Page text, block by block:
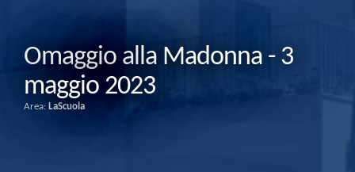
Omaggio alla Madonna - 3
maggio 2023
Area: LaScuola